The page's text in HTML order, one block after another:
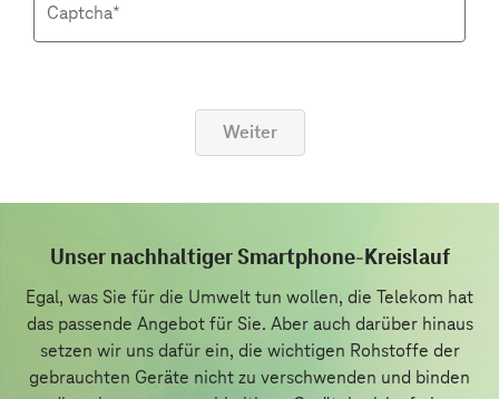
Captcha*
Weiter
Unser nachhaltiger Smartphone-Kreislauf
Egal, was Sie für die Umwelt tun wollen, die Telekom hat
das passende Angebot für Sie. Aber auch darüber hinaus
setzen wir uns dafür ein, die wichtigen Rohstoffe der
gebrauchten Geräte nicht zu verschwenden und binden